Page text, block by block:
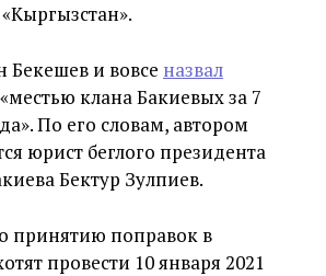
Бекешев и вовсе назвал
«местью клана Бакиевых за 7
По его словам, автором
юрист беглого президента
Бектур Зулпиев.
принятию поправок в
провести 10 января 2021